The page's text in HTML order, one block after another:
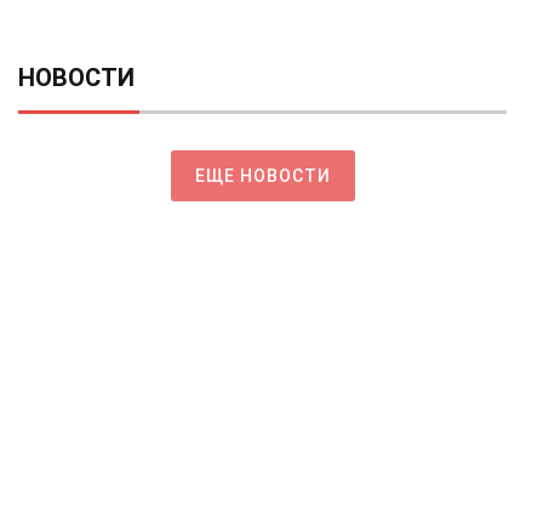
НОВОСТИ
ЕЩЕ НОВОСТИ